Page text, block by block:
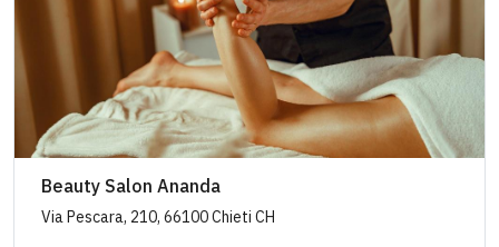
Beauty Salon Ananda
Via Pescara, 210, 66100 Chieti CH